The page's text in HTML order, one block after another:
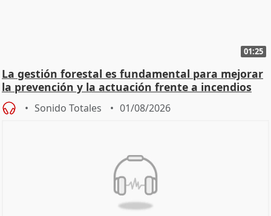
01:25
La gestión forestal es fundamental para mejorar
la prevención y la actuación frente a incendios
Sonido Totales 01/08/2026